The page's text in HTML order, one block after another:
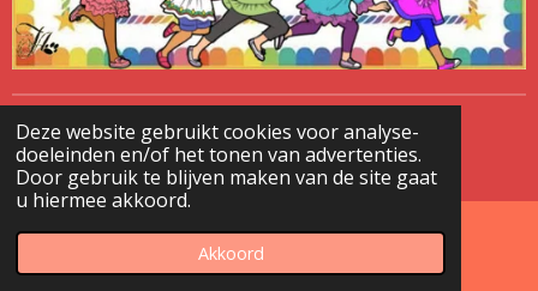
Deze website gebruikt cookies voor analyse-
doeleinden en/of het tonen van advertenties.
Door gebruik te blijven maken van de site gaat
u hiermee akkoord.
Akkoord
© 2020 - 2026 pspteam
Powered byJouwWeb
E-mailadres